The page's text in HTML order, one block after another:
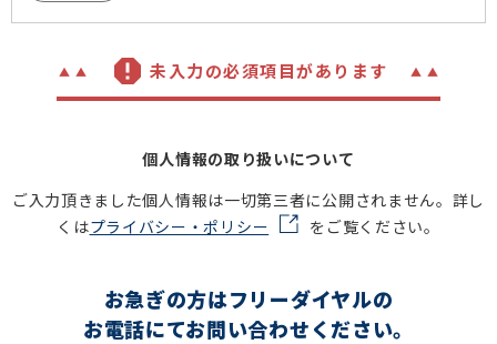
未入力の必須項目があります
個人情報の取り扱いについて
ご入力頂きました個人情報は一切第三者に公開されません。詳し
くはプライバシー・ポリシー をご覧ください。
お急ぎの方はフリーダイヤルの
お電話にてお問い合わせください。